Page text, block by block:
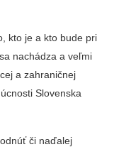
kto je a kto bude pri
nachádza a veľmi
a zahraničnej
Slovenska
či naďalej